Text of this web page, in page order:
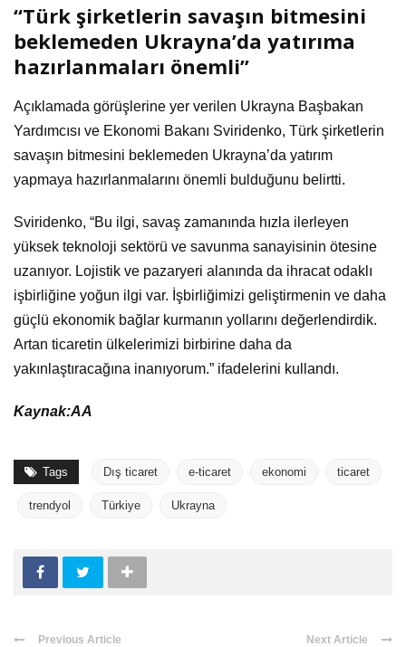
“Türk şirketlerin savaşın bitmesini
beklemeden Ukrayna’da yatırıma
hazırlanmaları önemli”
Açıklamada görüşlerine yer verilen Ukrayna Başbakan
Yardımcısı ve Ekonomi Bakanı Sviridenko, Türk şirketlerin
savaşın bitmesini beklemeden Ukrayna’da yatırım
yapmaya hazırlanmalarını önemli bulduğunu belirtti.
Sviridenko, “Bu ilgi, savaş zamanında hızla ilerleyen
yüksek teknoloji sektörü ve savunma sanayisinin ötesine
uzanıyor. Lojistik ve pazaryeri alanında da ihracat odaklı
işbirliğine yoğun ilgi var. İşbirliğimizi geliştirmenin ve daha
güçlü ekonomik bağlar kurmanın yollarını değerlendirdik.
Artan ticaretin ülkelerimizi birbirine daha da
yakınlaştıracağına inanıyorum.” ifadelerini kullandı.
Kaynak:AA
Tags Dış ticaret e-ticaret ekonomi ticaret
trendyol Türkiye Ukrayna
Previous Article Next Article